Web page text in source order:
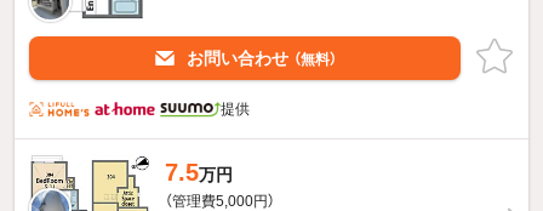
お問い合わせ （無料）
提供
7.5万円
（管理費5,000円）